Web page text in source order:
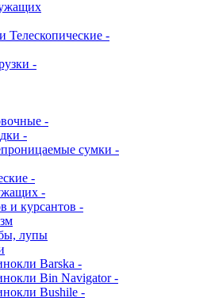
Телескопические -
-
-
-
сумки -
-
-
и курсантов -
лупы
Barska -
Bin Navigator -
Bushile -